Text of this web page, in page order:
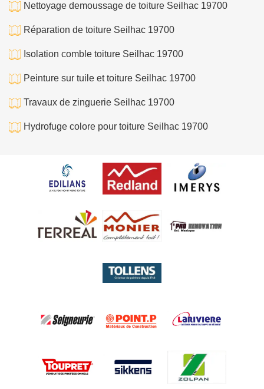
Nettoyage demoussage de toiture Seilhac 19700
Réparation de toiture Seilhac 19700
Isolation comble toiture Seilhac 19700
Peinture sur tuile et toiture Seilhac 19700
Travaux de zinguerie Seilhac 19700
Hydrofuge colore pour toiture Seilhac 19700